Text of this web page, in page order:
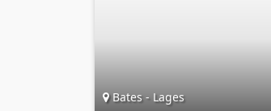
Bates - Lages